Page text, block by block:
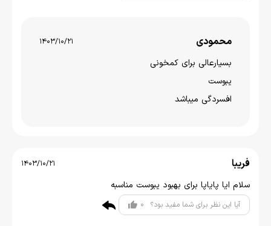
محمودی 1403/10/21
بسیارعالی برای کمخونی
یبوست
افسردگی میباشد
فریبا 1403/10/21
سلام ایا پایاپا برای بهبود یبوست مناسبه
آیا این نظر برای شما مفید بود؟ 0